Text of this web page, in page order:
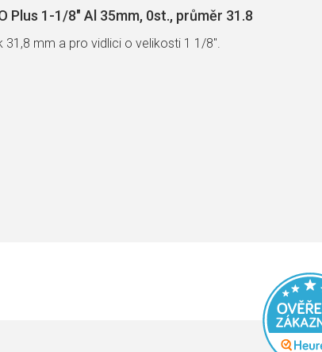
Plus 1-1/8" Al 35mm, 0st., průměr 31.8
31,8 mm a pro vidlici o velikosti 1 1/8".